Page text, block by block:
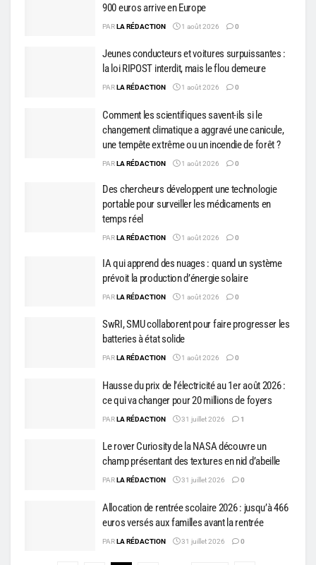
900 euros arrive en Europe
PARLA RÉDACTION 1 août 2026 0
Jeunes conducteurs et voitures surpuissantes :
la loi RIPOST interdit, mais le flou demeure
PARLA RÉDACTION 1 août 2026 0
Comment les scientifiques savent-ils si le
changement climatique a aggravé une canicule,
une tempête extrême ou un incendie de forêt ?
PARLA RÉDACTION 1 août 2026 0
Des chercheurs développent une technologie
portable pour surveiller les médicaments en
temps réel
PARLA RÉDACTION 1 août 2026 0
IA qui apprend des nuages : quand un système
prévoit la production d’énergie solaire
PARLA RÉDACTION 1 août 2026 0
SwRI, SMU collaborent pour faire progresser les
batteries à état solide
PARLA RÉDACTION 1 août 2026 0
Hausse du prix de l’électricité au 1er août 2026 :
ce qui va changer pour 20 millions de foyers
PARLA RÉDACTION 31 juillet 2026 1
Le rover Curiosity de la NASA découvre un
champ présentant des textures en nid d’abeille
PARLA RÉDACTION 31 juillet 2026 0
Allocation de rentrée scolaire 2026 : jusqu’à 466
euros versés aux familles avant la rentrée
PARLA RÉDACTION 31 juillet 2026 0